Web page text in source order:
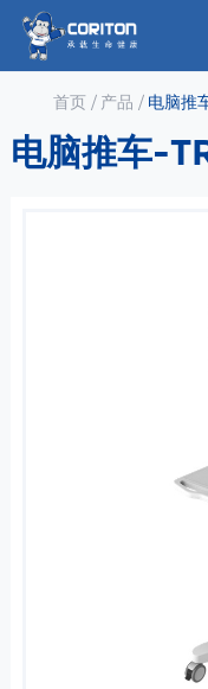
首页/ 产品 / 电脑推
电脑推车-